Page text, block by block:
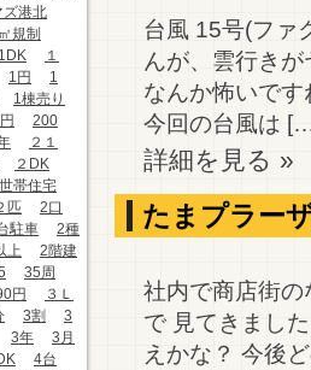
ズ港北
規制
1DK
１
1円
1
1棟売り
200
２１
２DK
帯住宅
匹
2口
駐車
2種
上
2階建
35周
円
３Ｌ
3割
3
3年
3月
4台
台風 15号(ファ
んが、雲行き
なんか怖いで
今回の台風は
詳細を見る »
たまプラー
社内で商店街
で 見てきまし
えかな？ 今後